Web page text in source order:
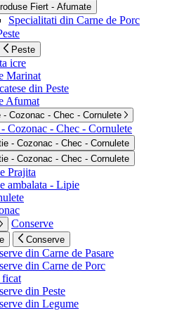
Fiert - Afumate
Specialitati din Carne de Porc
Peste
icre
Marinat
din Peste
Afumat
- Cozonac - Chec - Cornulete
Cozonac - Chec - Cornulete
- Cozonac - Chec - Cornulete
- Cozonac - Chec - Cornulete
Prajita
ambalata - Lipie
Conserve
Conserve
din Carne de Pasare
din Carne de Porc
ficat
din Peste
din Legume